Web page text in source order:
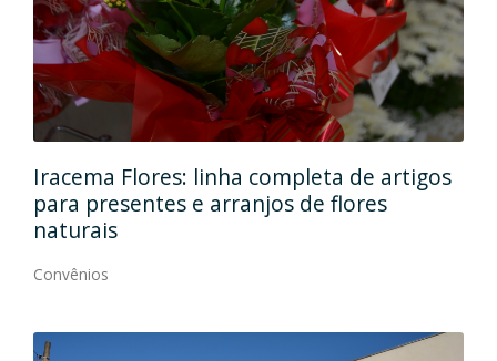
de artigos
flores
Em dois endereços, Ana Maria
qualidade, elegância e